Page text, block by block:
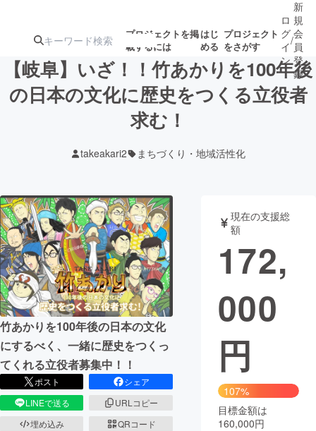
プロジェクトを掲
載するには
はじ
める
プロジェクト
をさがす
注目の新着プロ 募集終了が近いプ
テクノロジー・ガジェット
映像・映画 書籍・雑誌
ビジネス・起業 チャレンジ
まちづくり・地域活性化
CAMPFIRE for Social Good CAMPFIRE Creation
CAMPFIREふるさと納税
コミュニティ
ロ
グ
イ
ン
/
新
規
会
員
登
録
【岐阜】いざ！！竹あかりを100年後
の日本の文化に歴史をつくる立役者
求む！
takeakari2 まちづくり・地域活性化
竹あかりを100年後の日本の文化
にするべく、一緒に歴史をつくっ
てくれる立役者募集中！！
ポスト
シェア
LINEで送る
URLコピー
埋め込み
QRコード
現在の支援総
額
172,
000
円
107%
目標金額は
160,000円